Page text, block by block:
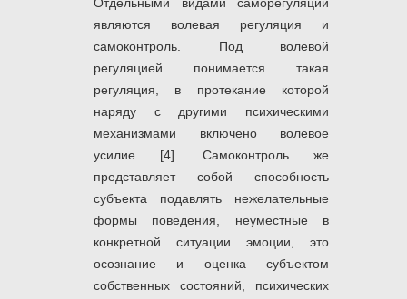
являются волевая регуляция и
самоконтроль. Под волевой
регуляцией понимается такая
регуляция, в протекание которой
наряду с другими психическими
механизмами включено волевое
усилие [4]. Самоконтроль же
представляет собой способность
субъекта подавлять нежелательные
формы поведения, неуместные в
конкретной ситуации эмоции, это
осознание и оценка субъектом
собственных состояний, психических